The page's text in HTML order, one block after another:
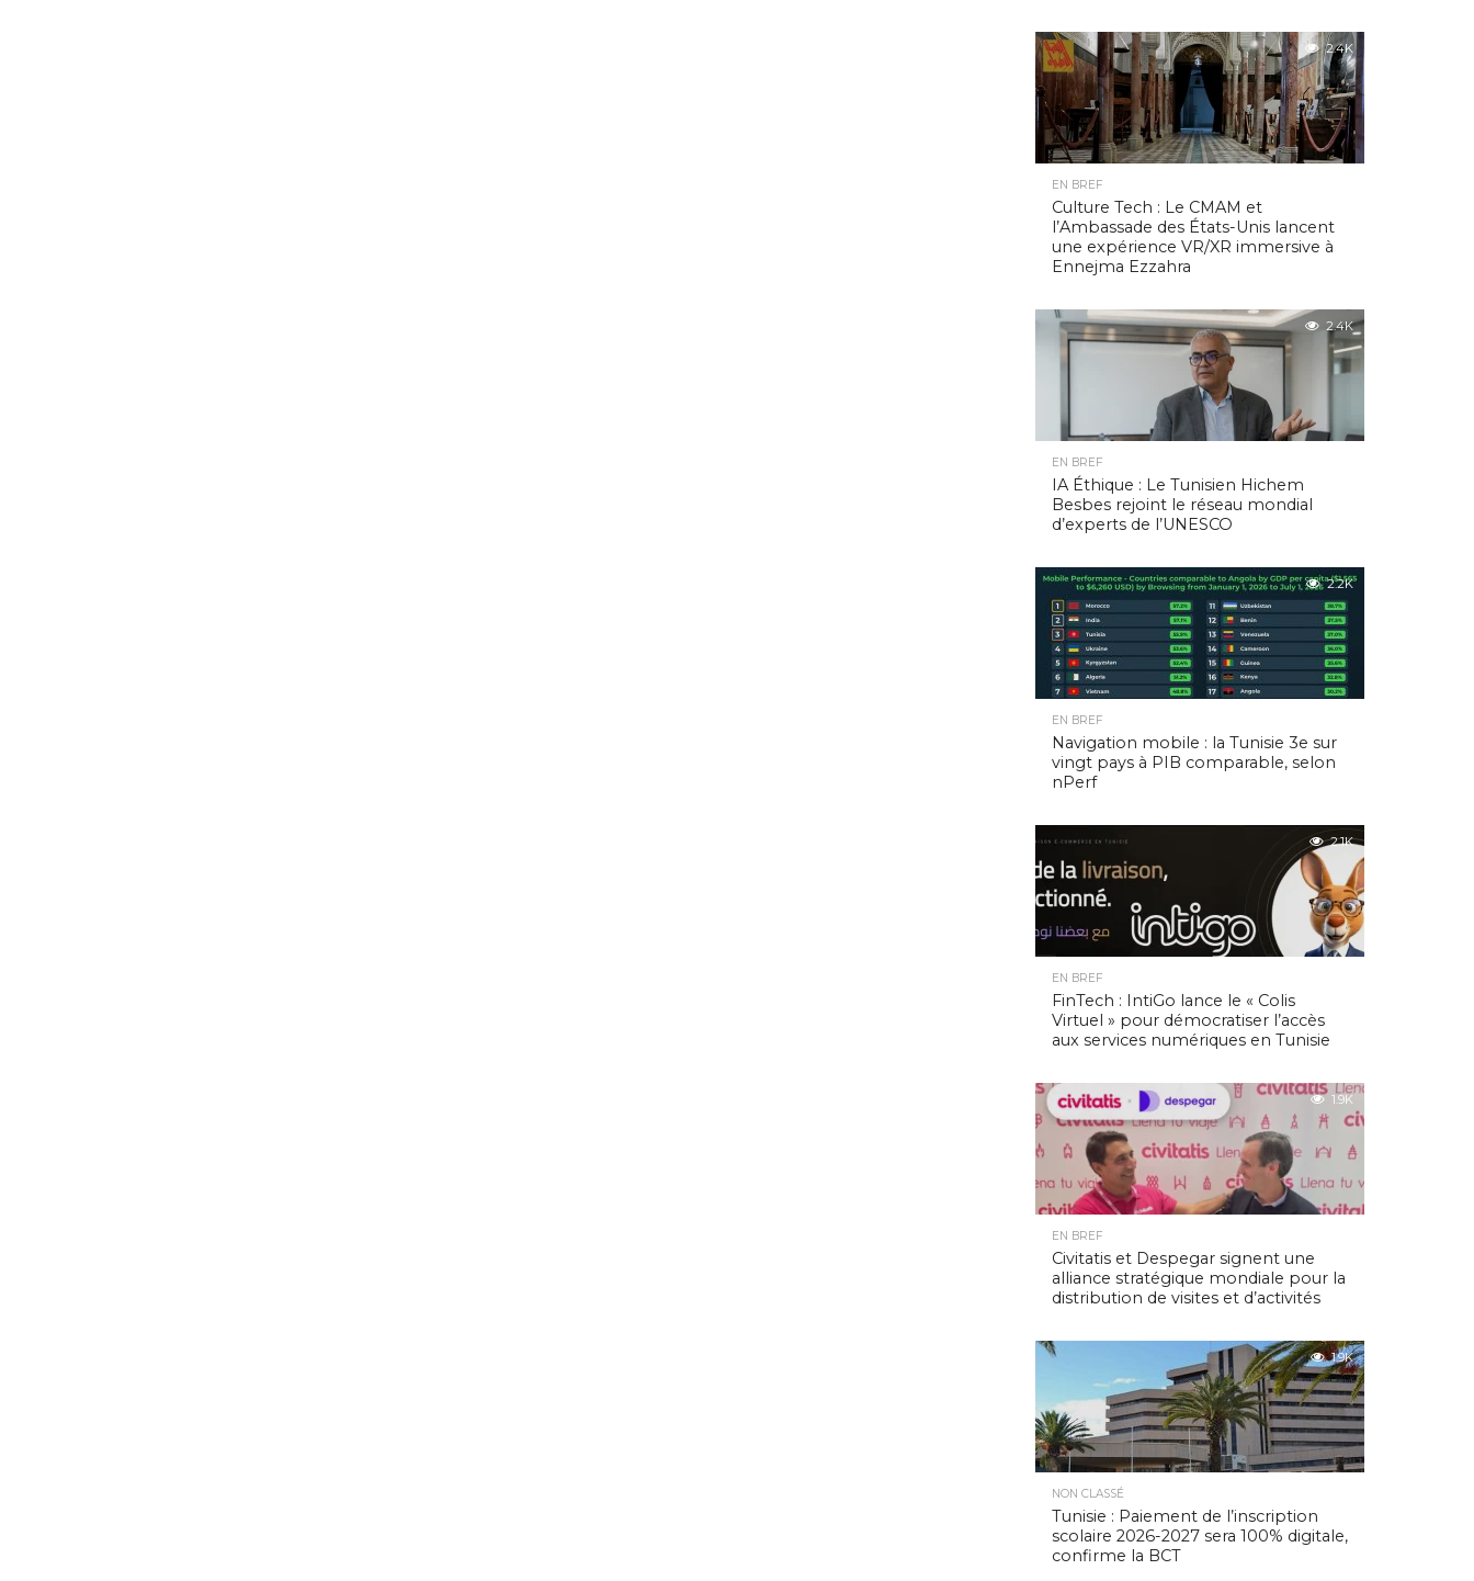
2.4K
EN BREF
Culture Tech : Le CMAM et
l’Ambassade des États-Unis lancent
une expérience VR/XR immersive à
Ennejma Ezzahra
2.4K
EN BREF
IA Éthique : Le Tunisien Hichem
Besbes rejoint le réseau mondial
d’experts de l’UNESCO
2.2K
EN BREF
Navigation mobile : la Tunisie 3e sur
vingt pays à PIB comparable, selon
nPerf
2.1K
EN BREF
FinTech : IntiGo lance le « Colis
Virtuel » pour démocratiser l’accès
aux services numériques en Tunisie
1.9K
EN BREF
Civitatis et Despegar signent une
alliance stratégique mondiale pour la
distribution de visites et d’activités
1.9K
NON CLASSÉ
Tunisie : Paiement de l’inscription
scolaire 2026-2027 sera 100% digitale,
confirme la BCT